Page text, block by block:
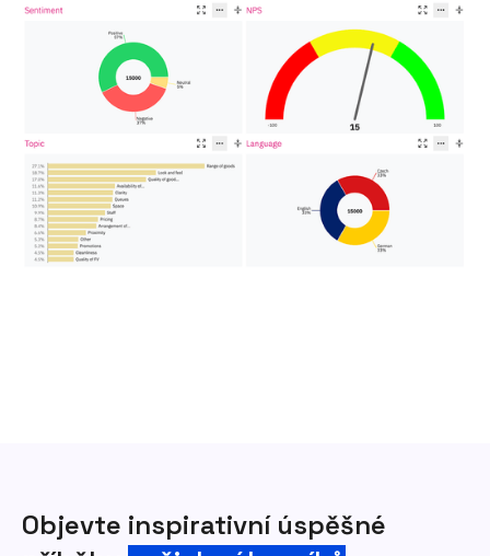
Objevte inspirativní úspěšné